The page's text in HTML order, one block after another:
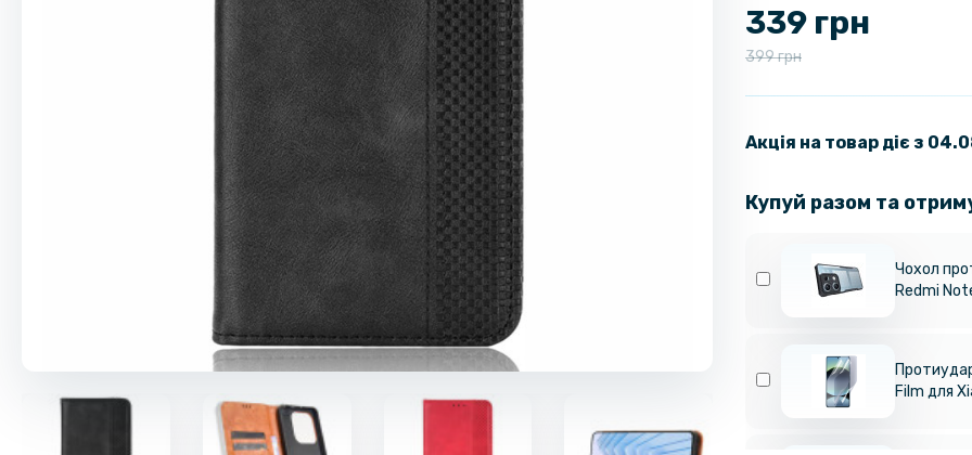
339 грн
399 грн
Акція на товар діє з
Купуй разом та
Чохол
Redmi
Film для